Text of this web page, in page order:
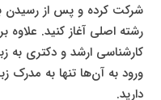
شرکت کرده و پس از رسیدن
رشته اصلی آغاز کنید. علاوه
کارشناسی ارشد و دکتری به
ورود به آن‌ها تنها به مدرک
دارید.